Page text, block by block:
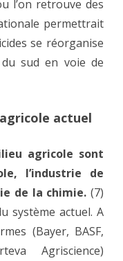
l’on retrouve des
permettrait
se réorganise
sud en voie de
actuel
agricole sont
l’industrie de
de la chimie. (7)
système actuel. A
(Bayer, BASF,
Agriscience)